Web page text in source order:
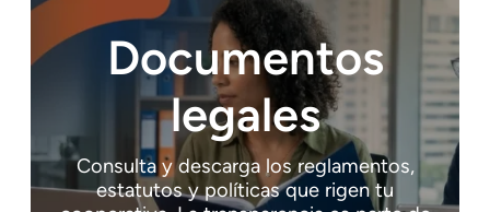
Documentos
legales
Consulta y descarga los reglamentos,
estatutos y políticas que rigen tu